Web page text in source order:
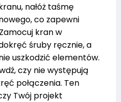
nałóż taśmę
co zapewni
kran w
śruby ręcznie, a
uszkodzić elementów.
czy nie występują
połączenia. Ten
Twój projekt